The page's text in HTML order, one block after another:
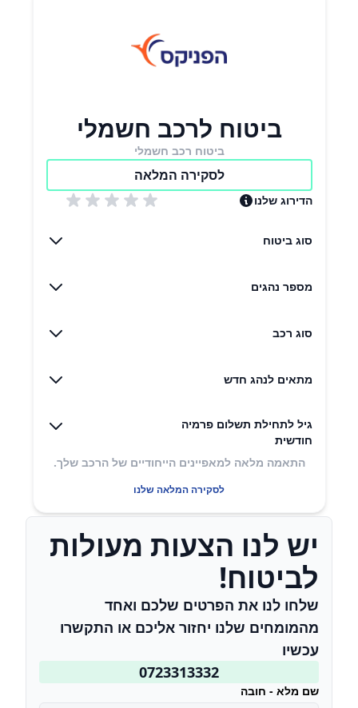
ביטוח לרכב חשמלי
ביטוח רכב חשמלי
לסקירה המלאה
הדירוג שלנו
סוג ביטוח
מספר נהגים
סוג רכב
מתאים לנהג חדש
גיל לתחילת תשלום פרמיה
חודשית
התאמה מלאה למאפיינים הייחודיים של הרכב שלך.
לסקירה המלאה שלנו
יש לנו הצעות מעולות
לביטוח!
שלחו לנו את הפרטים שלכם ואחד
מהמומחים שלנו יחזור אליכם או התקשרו
עכשיו
0723313332
שם מלא - חובה